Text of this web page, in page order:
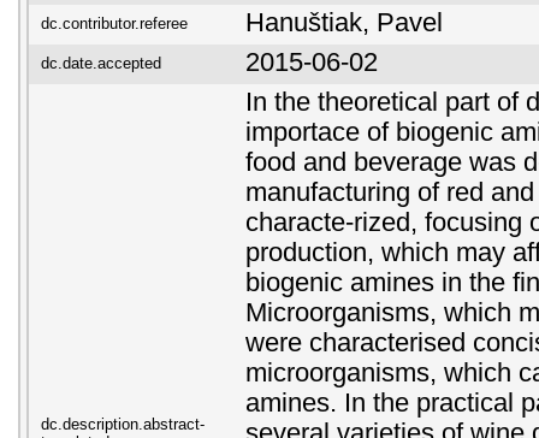
dc.contributor.referee Hanuštiak, Pavel
dc.date.accepted 2015-06-02
dc.description.abstract-
In the theoretical part of
importace of biogenic
food and beverage was
manufacturing of red
characte-rized, focusing
production, which may
biogenic amines in the
Microorganisms, which
were characterised
microorganisms, which
amines. In the practical